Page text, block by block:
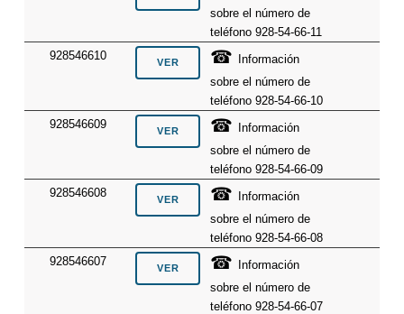
sobre el número de
teléfono 928-54-66-11
928546610
☎
Información
sobre el número de
teléfono 928-54-66-10
928546609
☎
Información
sobre el número de
teléfono 928-54-66-09
928546608
☎
Información
sobre el número de
teléfono 928-54-66-08
928546607
☎
Información
sobre el número de
teléfono 928-54-66-07